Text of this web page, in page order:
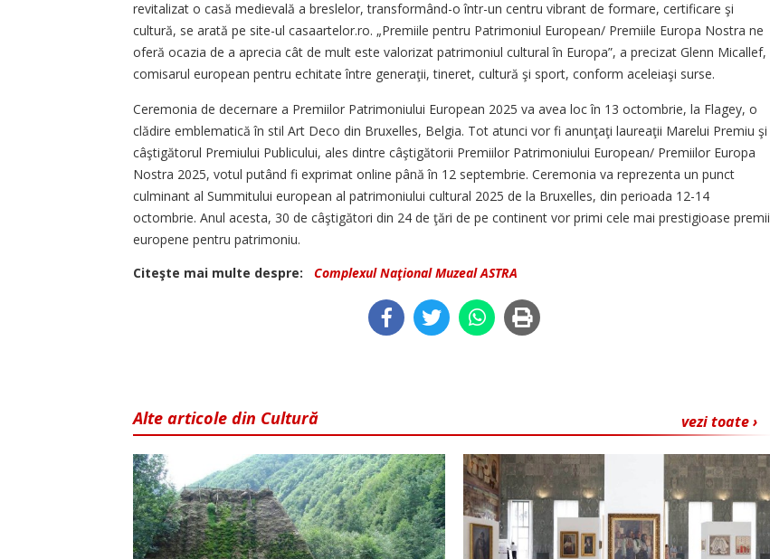
revitalizat o casă medievală a bres­lelor, transformând-o într-un centru vibrant de formare, certificare şi
cultură, se arată pe site-ul casaartelor.ro. „Premiile pentru Patrimoniul European/ Premiile Europa Nostra ne
oferă ocazia de a aprecia cât de mult este valorizat patrimoniul cultural în Europa”, a precizat Glenn Micallef,
comisarul european pentru echitate între generaţii, tineret, cultură şi sport, conform aceleiaşi surse.
Ceremonia de decernare a Premiilor Patrimoniului European 2025 va avea loc în 13 octombrie, la Flagey, o
clădire emblematică în stil Art Deco din Bruxelles, Belgia. Tot atunci vor fi anunţaţi laureaţii Marelui Premiu şi
câştigătorul Premiului Publicului, ales dintre câştigătorii Premiilor Patrimoniului European/ Premiilor Europa
Nostra 2025, votul putând fi exprimat online până în 12 septembrie. Ceremonia va reprezenta un punct
culminant al Summitului european al patrimoniului cultural 2025 de la Bruxelles, din perioada 12-14
octombrie. Anul acesta, 30 de câştigători din 24 de ţări de pe continent vor primi cele mai prestigioase premii
europene pentru patrimoniu.
Citeşte mai multe despre:
Complexul Naţional Muzeal ASTRA
vezi toate ›
Alte articole din Cultură